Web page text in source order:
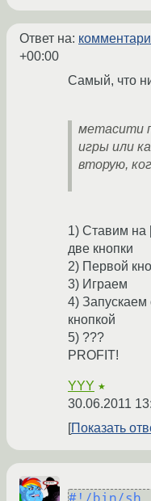
Ответ на:
+00:00
Самый, что
метасити
игры или
вторую,
1) Ставим на
две кнопки
2) Первой
3) Играем
4) Запускаем
кнопкой
5) ???
PROFIT!
YYY ★
30.06.2011
Показать